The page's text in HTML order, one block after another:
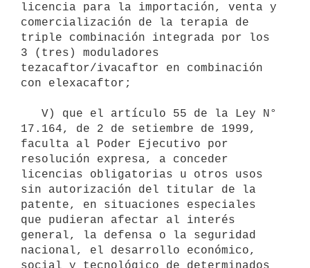
licencia para la importación, venta y
comercialización de la terapia de
triple combinación integrada por los
3 (tres) moduladores
tezacaftor/ivacaftor en combinación
con elexacaftor;
17.164, de 2 de setiembre de 1999,
faculta al Poder Ejecutivo por
resolución expresa, a conceder
licencias obligatorias u otros usos
sin autorización del titular de la
patente, en situaciones especiales
que pudieran afectar al interés
general, la defensa o la seguridad
nacional, el desarrollo económico,